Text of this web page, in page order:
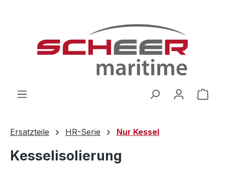
Ersatzteile HR-Serie Nur Kessel
Kesselisolierung